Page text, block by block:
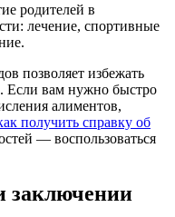
родителей в
лечение, спортивные
позволяет избежать
Если вам нужно быстро
алиментов,
получить справку об
— воспользоваться
заключении